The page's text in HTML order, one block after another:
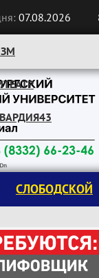
07.08.2026
СЛОБОДСКОЙ